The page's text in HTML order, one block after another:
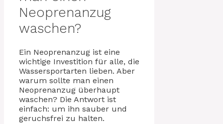
Neoprenanzug
waschen?
Ein Neoprenanzug ist eine
wichtige Investition für alle, die
Wassersportarten lieben. Aber
warum sollte man einen
Neoprenanzug überhaupt
waschen? Die Antwort ist
einfach: um ihn sauber und
geruchsfrei zu halten.